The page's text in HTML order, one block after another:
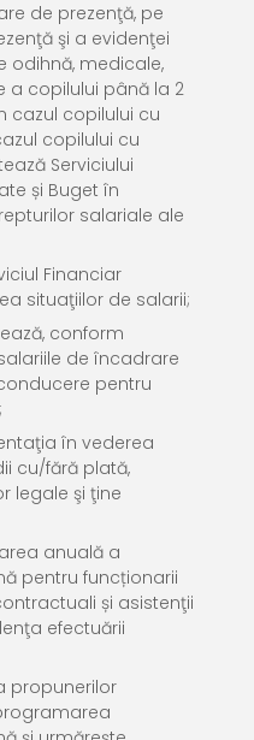
de prezenţă, pe
şi a evidenţei
odihnă, medicale,
a copilului până la 2
cazul copilului cu
copilului cu
Serviciului
și Buget în
salariale ale
Financiar
situaţiilor de salarii;
conform
de încadrare
pentru
în vederea
cu/fără plată,
legale şi ţine
anuală a
pentru funcționarii
și asistenţii
efectuării
propunerilor